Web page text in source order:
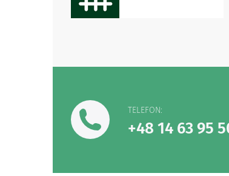
TELEFON:
+48 14 63 95